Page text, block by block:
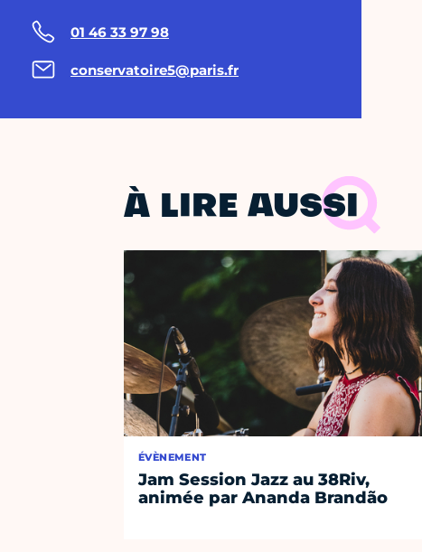
01 46 33 97 98
conservatoire5@paris.fr
À LIRE AUSSI
ÉVÈNEMENT
Jam Session Jazz au 38Riv,
animée par Ananda Brandão